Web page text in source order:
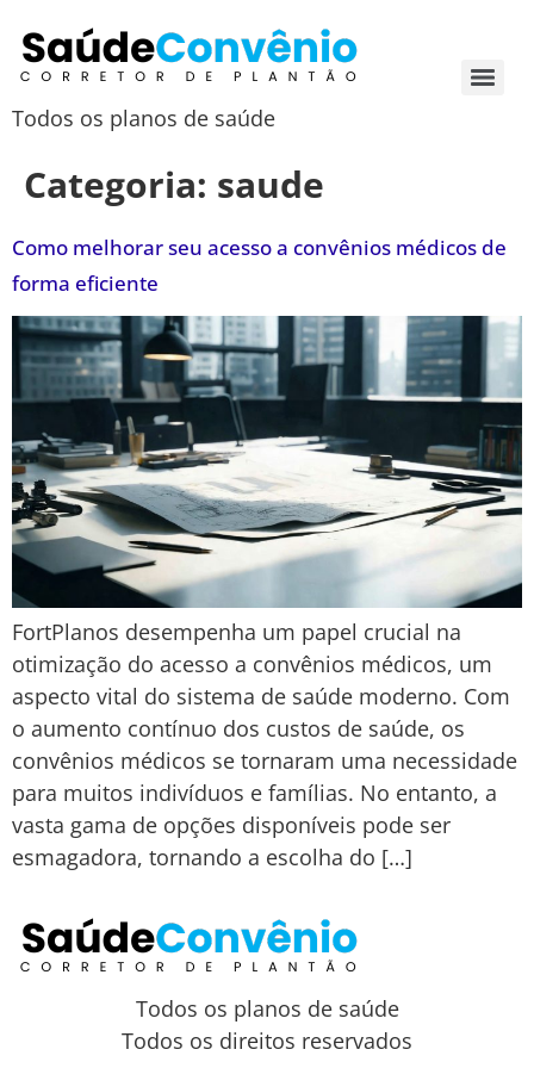
Todos os planos de saúde
Categoria: saude
Como melhorar seu acesso a convênios médicos de
forma eficiente
FortPlanos desempenha um papel crucial na
otimização do acesso a convênios médicos, um
aspecto vital do sistema de saúde moderno. Com
o aumento contínuo dos custos de saúde, os
convênios médicos se tornaram uma necessidade
para muitos indivíduos e famílias. No entanto, a
vasta gama de opções disponíveis pode ser
esmagadora, tornando a escolha do […]
Todos os planos de saúde
Todos os direitos reservados